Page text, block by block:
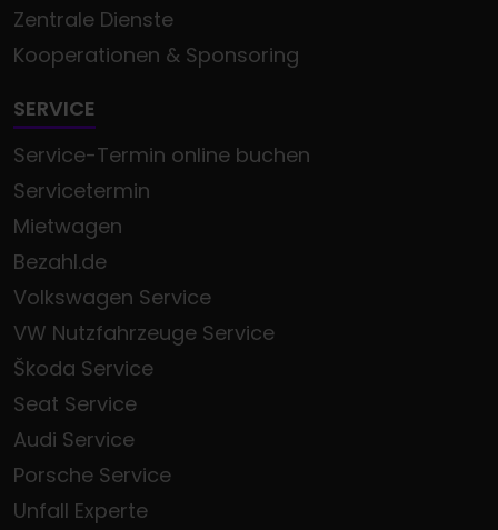
Zentrale Dienste
Kooperationen & Sponsoring
SERVICE
Service-Termin online buchen
Servicetermin
Mietwagen
Bezahl.de
Volkswagen Service
VW Nutzfahrzeuge Service
Škoda Service
Seat Service
Audi Service
Porsche Service
Unfall Experte